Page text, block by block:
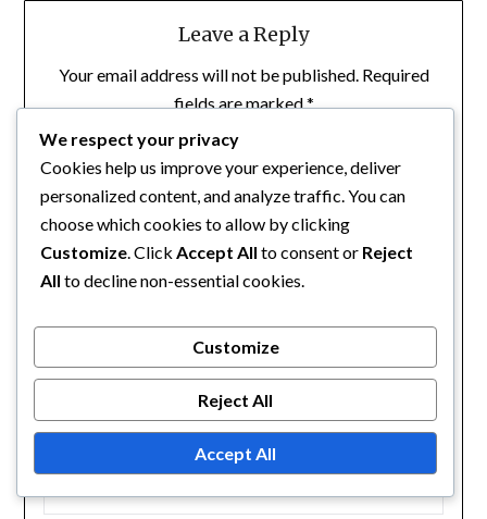
Leave a Reply
Your email address will not be published. Required
fields are marked*
COMMENT*
We respect your privacy
Cookies help us improve your experience, deliver
personalized content, and analyze traffic. You can
choose which cookies to allow by clicking
Customize . Click Accept All to consent or Reject
All to decline non-essential cookies.
Customize
Reject All
Accept All